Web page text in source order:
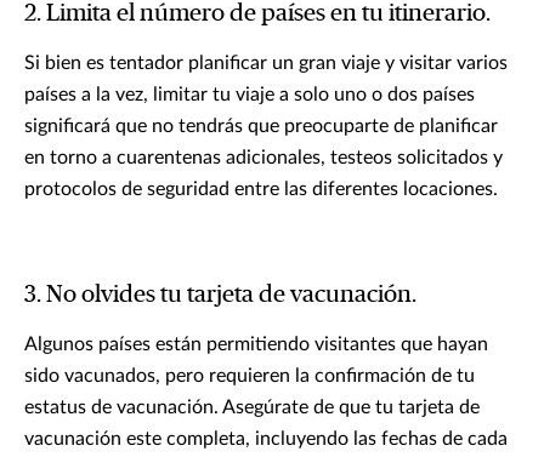
2. Limita el número de países en tu itinerario.
Si bien es tentador planificar un gran viaje y visitar varios
países a la vez, limitar tu viaje a solo uno o dos países
significará que no tendrás que preocuparte de planificar
en torno a cuarentenas adicionales, testeos solicitados y
protocolos de seguridad entre las diferentes locaciones.
3. No olvides tu tarjeta de vacunación.
Algunos países están permitiendo visitantes que hayan
sido vacunados, pero requieren la confirmación de tu
estatus de vacunación. Asegúrate de que tu tarjeta de
vacunación este completa, incluyendo las fechas de cada